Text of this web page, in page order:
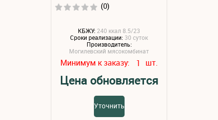
(0)
КБЖУ: 240 ккал 8.5/23
Сроки реализации: 30 суток
Производитель:
Могилевский мясокомбинат
Минимум к заказу: 1 шт.
Цена обновляется
Уточнить